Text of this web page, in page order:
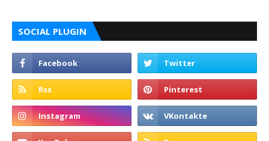
SOCIAL PLUGIN